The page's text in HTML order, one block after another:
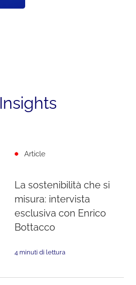
Insights
Article
La sostenibilità che si
misura: intervista
esclusiva con Enrico
Bottacco
4 minuti di lettura